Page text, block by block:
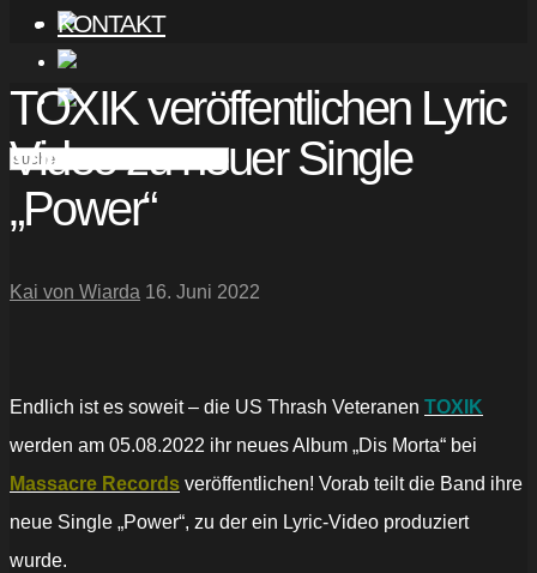
KONTAKT
TOXIK veröffentlichen Lyric
Video zu neuer Single
„Power“
Kai von Wiarda 16. Juni 2022
Endlich ist es soweit – die US Thrash Veteranen TOXIK
werden am 05.08.2022 ihr neues Album „Dis Morta“ bei
Massacre Records veröffentlichen! Vorab teilt die Band ihre
neue Single „Power“, zu der ein Lyric-Video produziert
wurde.